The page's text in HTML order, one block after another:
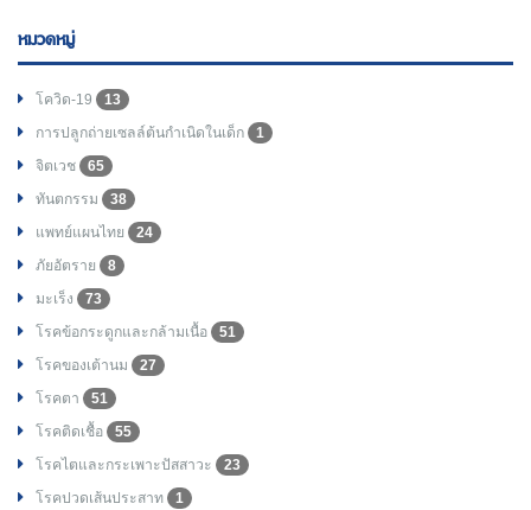
หมวดหมู่
โควิด-19
13
การปลูกถ่ายเซลล์ต้นกำเนิดในเด็ก
1
จิตเวช
65
ทันตกรรม
38
แพทย์แผนไทย
24
ภัยอัตราย
8
มะเร็ง
73
โรคข้อกระดูกและกล้ามเนื้อ
51
โรคของเต้านม
27
โรคตา
51
โรคติดเชื้อ
55
โรคไตและกระเพาะปัสสาวะ
23
โรคปวดเส้นประสาท
1